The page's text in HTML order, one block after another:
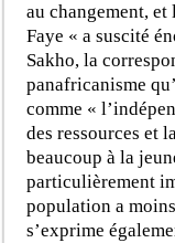
au changement,
Faye « a suscité
Sakho, la
panafricanisme
comme «
des ressources et
beaucoup à la
particulièrement
population a
s’exprime